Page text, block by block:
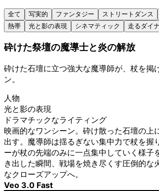
全て 写実的 ファンタジー ストリートダンス
熱帯
光と影の表現 シネマティック 走るダイ
砕けた祭壇の魔導士と炎の解放
砕けた石壇に立つ強大な魔導師が、杖を
ン。
人物
光と影の表現
ドラマチックなライティング
映画的なワンシーン。砕け散った石壇の
出す。魔導師は揺るぎない集中力で杖を
ーが杖の先端のみに一点集中していく様
き出した瞬間、戦場を焼き尽くす圧倒的
なクローズアップへ。
Veo 3.0 Fast